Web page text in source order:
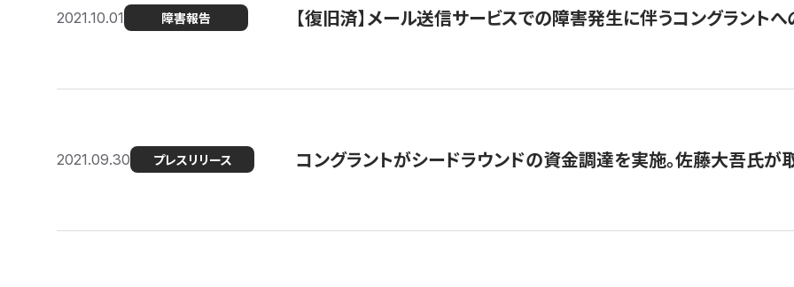
2021.10.01 障害報告 【復旧済】メール送信サービスでの障害発生に伴うコングラント
2021.09.30 プレスリリース コングラントがシードラウンドの資金調達を実施。佐藤大吾氏が